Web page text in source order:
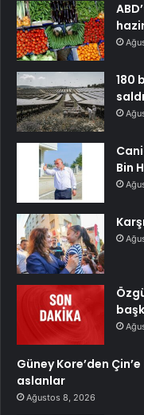
180
Bin
Güney Kore’den
aslanlar
Ağustos 8, 2026